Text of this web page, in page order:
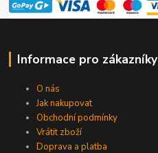
Informace pro zákazníky
O nás
Jak nakupovat
Obchodní podmínky
Vrátit zboží
Doprava a platba